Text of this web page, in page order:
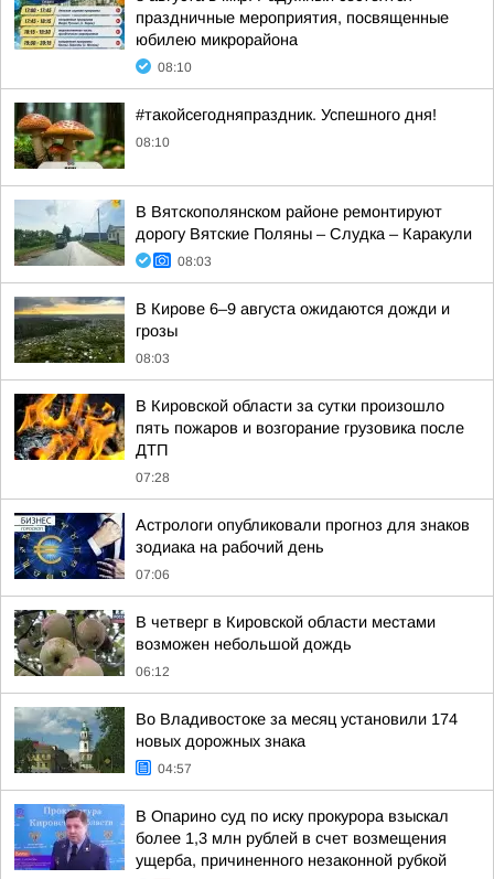
праздничные мероприятия, посвященные
юбилею микрорайона
08:10
#такойсегодняпраздник. Успешного дня!
08:10
В Вятскополянском районе ремонтируют
дорогу Вятские Поляны – Слудка – Каракули
08:03
В Кирове 6–9 августа ожидаются дожди и
грозы
08:03
В Кировской области за сутки произошло
пять пожаров и возгорание грузовика после
ДТП
07:28
Астрологи опубликовали прогноз для знаков
зодиака на рабочий день
07:06
В четверг в Кировской области местами
возможен небольшой дождь
06:12
Во Владивостоке за месяц установили 174
новых дорожных знака
04:57
В Опарино суд по иску прокурора взыскал
более 1,3 млн рублей в счет возмещения
ущерба, причиненного незаконной рубкой